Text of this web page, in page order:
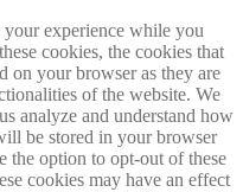
experience while you
cookies, the cookies that
on your browser as they are
of the website. We
analyze and understand how
be stored in your browser
the option to opt-out of these
cookies may have an effect